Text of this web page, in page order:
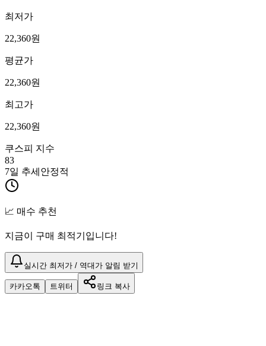
최저가
22,360원
평균가
22,360원
최고가
22,360원
쿠스피 지수
83
7일 추세 안정적
📈 매수 추천
지금이 구매 최적기입니다!
실시간 최저가 / 역대가 알림 받기
카카오톡 트위터 링크 복사